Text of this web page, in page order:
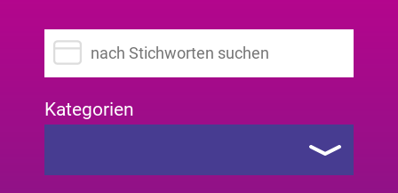
Suchbegriff eingeben
Kategorien